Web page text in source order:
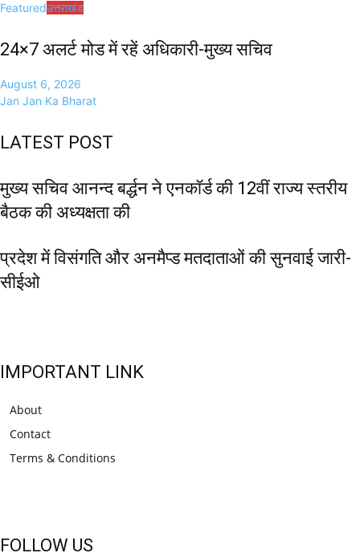
Featuredउत्तराखंड
24×7 अलर्ट मोड में रहें अधिकारी-मुख्य सचिव
August 6, 2026
Jan Jan Ka Bharat
LATEST POST
मुख्य सचिव आनन्द बर्द्धन ने एनकॉर्ड की 12वीं राज्य स्तरीय
बैठक की अध्यक्षता की
प्रदेश में विसंगति और अनमैप्ड मतदाताओं की सुनवाई जारी-
सीईओ
IMPORTANT LINK
About
Contact
Terms & Conditions
FOLLOW US